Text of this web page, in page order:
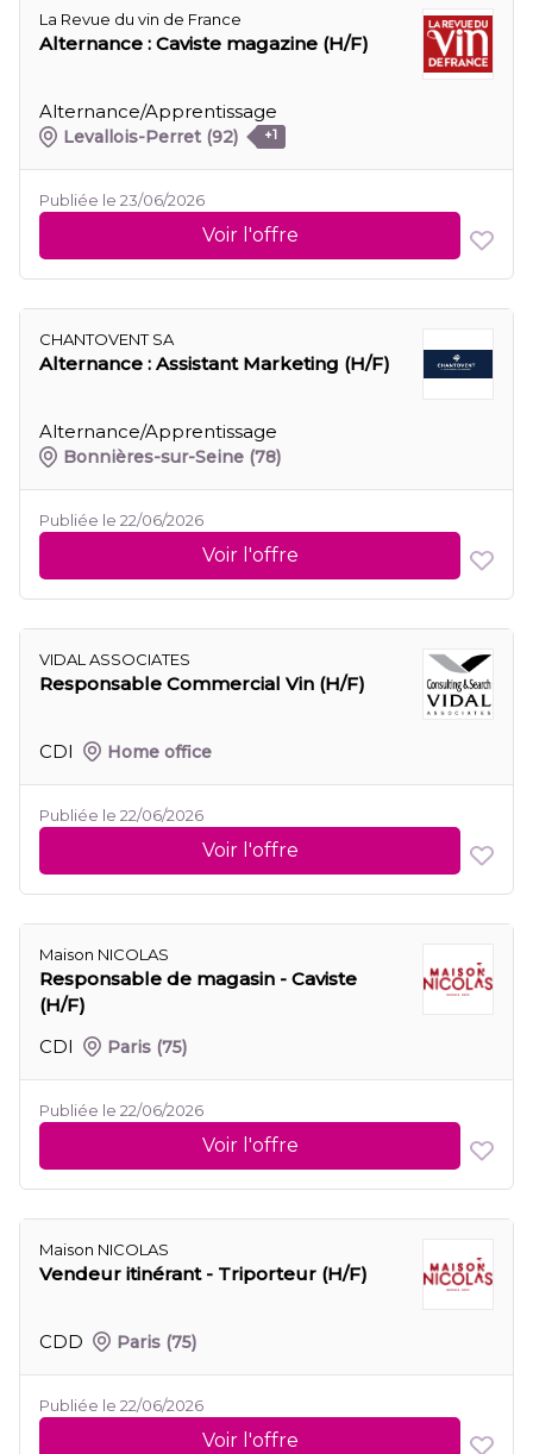
La Revue du vin de France
Alternance : Caviste magazine (H/F)
Alternance/Apprentissage
Levallois-Perret (92) +1
Publiée le 23/06/2026
Voir l'offre
CHANTOVENT SA
Alternance : Assistant Marketing (H/F)
Alternance/Apprentissage
Bonnières-sur-Seine (78)
Publiée le 22/06/2026
Voir l'offre
VIDAL ASSOCIATES
Responsable Commercial Vin (H/F)
CDI Home office
Publiée le 22/06/2026
Voir l'offre
Maison NICOLAS
Responsable de magasin - Caviste
(H/F)
CDI
Paris (75)
Publiée le 22/06/2026
Voir l'offre
Maison NICOLAS
Vendeur itinérant - Triporteur (H/F)
CDD Paris (75)
Publiée le 22/06/2026
Voir l'offre